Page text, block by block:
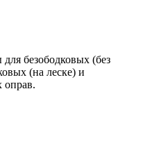
безободковых (без
(на леске) и
оправ.